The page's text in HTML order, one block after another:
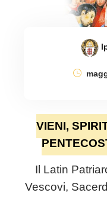
VIENI,
IlLatin
Vescovi,